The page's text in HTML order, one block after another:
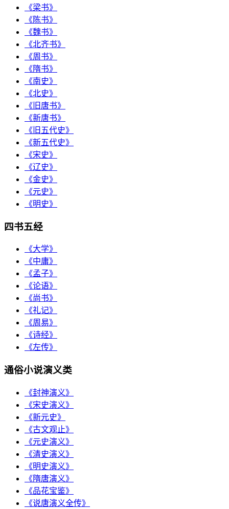
《梁书》
《陈书》
《魏书》
《北齐书》
《周书》
《隋书》
《南史》
《北史》
《旧唐书》
《新唐书》
《旧五代史》
《新五代史》
《宋史》
《辽史》
《金史》
《元史》
《明史》
四书五经
《大学》
《中庸》
《孟子》
《论语》
《尚书》
《礼记》
《周易》
《诗经》
《左传》
通俗小说演义类
《封神演义》
《宋史演义》
《新元史》
《古文观止》
《元史演义》
《清史演义》
《明史演义》
《隋唐演义》
《品花宝鉴》
《说唐演义全传》